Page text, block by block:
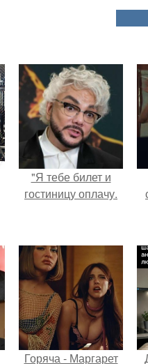
"Я тебе билет и
гостиницу оплачу.
Горяча - Маргарет